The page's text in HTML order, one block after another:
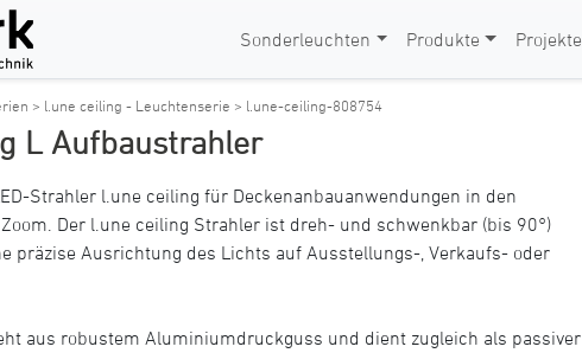
Sonderleuchten Produkte Projekte
> l.une ceiling - Leuchtenserie > l.une-ceiling-808754
L Aufbaustrahler
Strahler l.une ceiling für Deckenanbauanwendungen in den
Der l.une ceiling Strahler ist dreh- und schwenkbar (bis 90°)
präzise Ausrichtung des Lichts auf Ausstellungs-, Verkaufs- oder
aus robustem Aluminiumdruckguss und dient zugleich als passiver